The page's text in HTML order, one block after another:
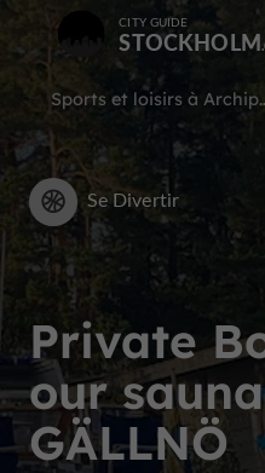
CITY GUIDE
STOCKHOLM
Sports et loisirs à Archipel de Stockholm
Private
our
GÄLLNÖ
Se Divertir